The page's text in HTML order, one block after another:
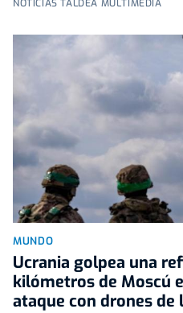
NOTICIAS TALDEA MULTIMEDIA
MUNDO
Ucrania golpea una
kilómetros de Moscú
ataque con drones de